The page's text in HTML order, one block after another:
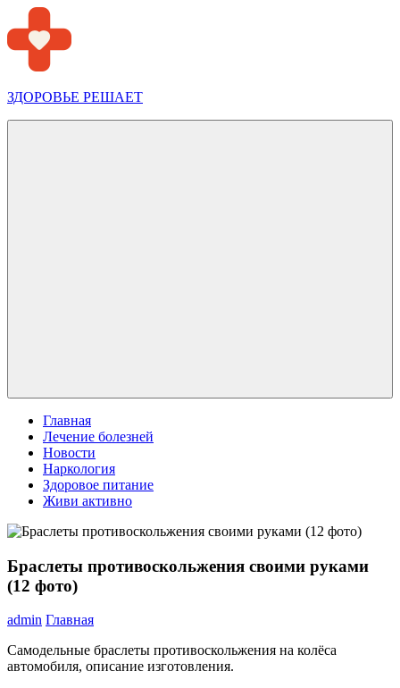
Перейти
к
содержимому
ЗДОРОВЬЕ РЕШАЕТ
Главная
Лечение болезней
Новости
Наркология
Здоровое питание
Живи активно
Браслеты противоскольжения своими руками
(12 фото)
admin Главная
Самодельные браслеты противоскольжения на колёса
автомобиля, описание изготовления.